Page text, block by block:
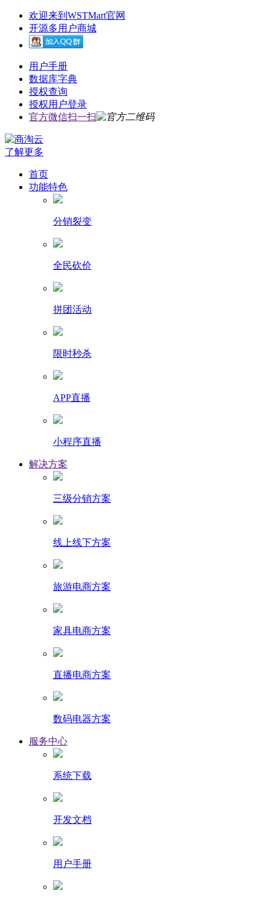
欢迎来到WSTMart官网
开源多用户商城
用户手册
数据库字典
授权查询
授权用户登录
官方微信扫一扫
了解更多
首页
功能特色
分销裂变
全民砍价
拼团活动
限时秒杀
APP直播
小程序直播
解决方案
三级分销方案
线上线下方案
旅游电商方案
家具电商方案
直播电商方案
数码电器方案
服务中心
系统下载
开发文档
用户手册